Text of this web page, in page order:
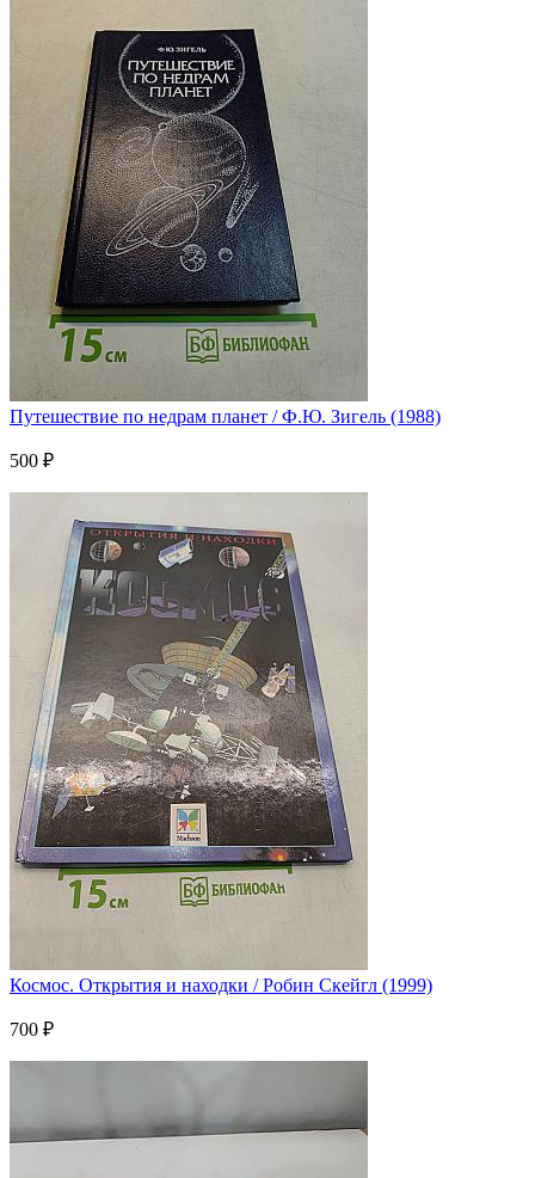
Путешествие по недрам планет / Ф.Ю. Зигель (1988)
500 ₽
Космос. Открытия и находки / Робин Скейгл (1999)
700 ₽